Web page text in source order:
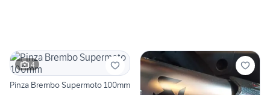
4
Pinza Brembo Supermoto 100mm